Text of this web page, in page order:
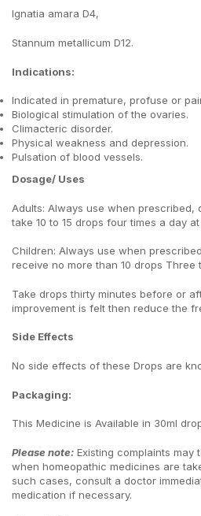
Ignatia amara D4,
Stannum metallicum D12.
Indications:
Indicated in premature, profuse or
Biological stimulation of the ovaries.
Climacteric disorder.
Physical weakness and depression.
Pulsation of blood vessels.
Dosage/ Uses
Adults: Always use when
take 10 to 15 drops four times a day
Children: Always use when
receive no more than 10 drops Three
Take drops thirty minutes before or
improvement is felt then reduce the
Side Effects
No side effects of these Drops are
Packaging:
This Medicine is Available in 30ml
Please note: Existing complaints may
when homeopathic medicines are
such cases, consult a doctor
medication if necessary.